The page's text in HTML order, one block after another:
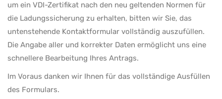
um ein VDI-Zertifikat nach den neu geltenden Normen für
die Ladungssicherung zu erhalten, bitten wir Sie, das
untenstehende Kontaktformular vollständig auszufüllen.
Die Angabe aller und korrekter Daten ermöglicht uns eine
schnellere Bearbeitung Ihres Antrags.
Im Voraus danken wir Ihnen für das vollständige Ausfüllen
des Formulars.